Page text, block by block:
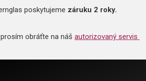
poskytujeme záruku 2 roky.
obráťte na náš autorizovaný servis